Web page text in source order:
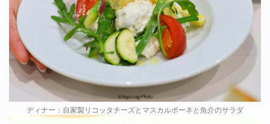
ディナー：自家製リコッタチーズとマスカルポーネと魚介のサラダ